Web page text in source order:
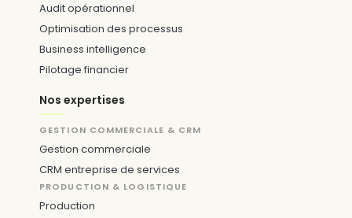
Audit opérationnel
Optimisation des processus
Business intelligence
Pilotage financier
Nos expertises
GESTION COMMERCIALE & CRM
Gestion commerciale
CRM entreprise de services
PRODUCTION & LOGISTIQUE
Production